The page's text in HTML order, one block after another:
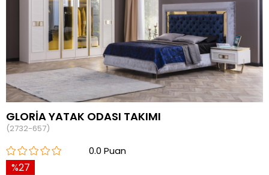
GLORİA YATAK ODASI TAKIMI
(2732-657)
0.0
27